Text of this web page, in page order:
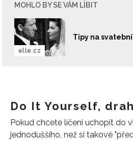
MOHLO BY SE VÁM LÍBIT
Tipy na
elle.cz
Do It Yourself,
Pokud chcete líčení uchopit do
jednoduššího, než si takové